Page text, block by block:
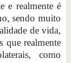
e realmente é
sendo muito
de vida,
que realmente
como